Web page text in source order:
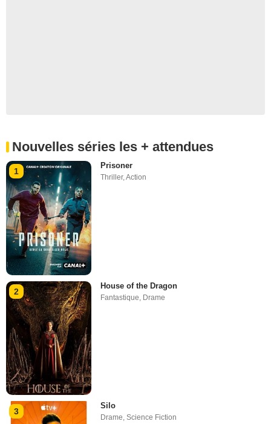
Nouvelles séries les + attendues
1
Prisoner
Thriller,Action
2
House of the Dragon
Fantastique Drame
3
Silo
Drame,Science Fiction